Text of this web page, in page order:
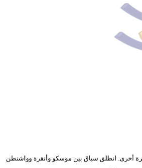
أخرى. انطلق سباق بين موسكو وأنقرة وواشنطن